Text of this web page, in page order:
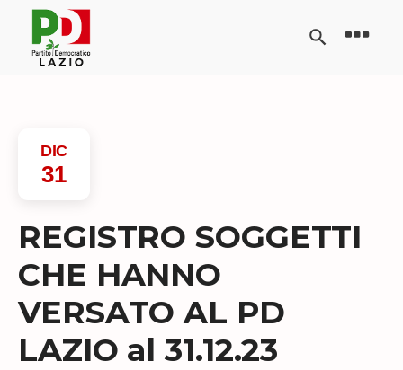
DIC
31
REGISTRO SOGGETTI
CHE HANNO
VERSATO AL PD
LAZIO al 31.12.23